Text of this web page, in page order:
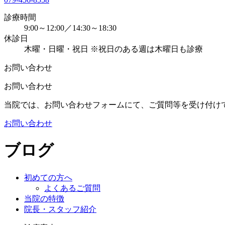
診療時間
9:00～12:00／14:30～18:30
休診日
木曜・日曜・祝日 ※祝日のある週は木曜日も診療
お問い合わせ
お問い合わせ
当院では、お問い合わせフォームにて、ご質問等を受け付け
お問い合わせ
ブログ
初めての方へ
よくあるご質問
当院の特徴
院長・スタッフ紹介